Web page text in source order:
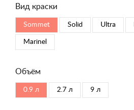
Вид краски
Sommet Solid Ultra
Marinel
Объём
0.9 л 2.7 л 9 л